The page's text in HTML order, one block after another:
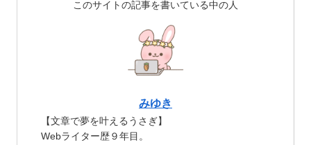
このサイトの記事を書いている中の人
みゆき
【文章で夢を叶えるうさぎ】
Webライター歴９年目。